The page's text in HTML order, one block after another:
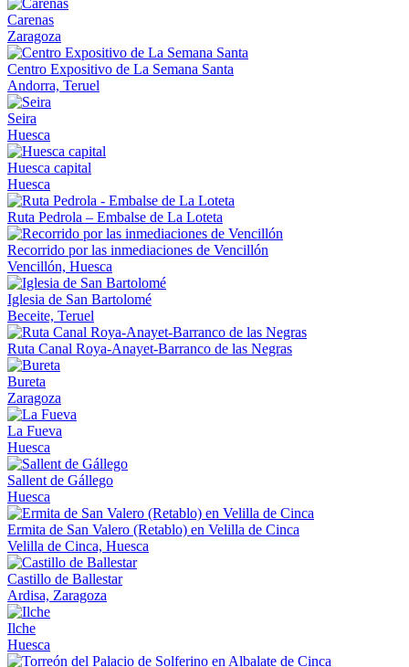
Carenas
Zaragoza
Centro Expositivo de La Semana Santa
Andorra, Teruel
Seira
Huesca
Huesca capital
Huesca
Ruta Pedrola – Embalse de La Loteta
Recorrido por las inmediaciones de Vencillón
Vencillón, Huesca
Iglesia de San Bartolomé
Beceite, Teruel
Ruta Canal Roya-Anayet-Barranco de las Negras
Bureta
Zaragoza
La Fueva
Huesca
Sallent de Gállego
Huesca
Ermita de San Valero (Retablo) en Velilla de Cinca
Velilla de Cinca, Huesca
Castillo de Ballestar
Ardisa, Zaragoza
Ilche
Huesca